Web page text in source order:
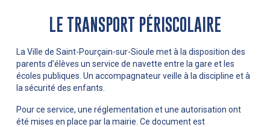
LE TRANSPORT PÉRISCOLAIRE
La Ville de Saint-Pourçain-sur-Sioule met à la disposition des
parents d’élèves un service de navette entre la gare et les
écoles publiques. Un accompagnateur veille à la discipline et à
la sécurité des enfants.
Pour ce service, une réglementation et une autorisation ont
été mises en place par la mairie. Ce document est